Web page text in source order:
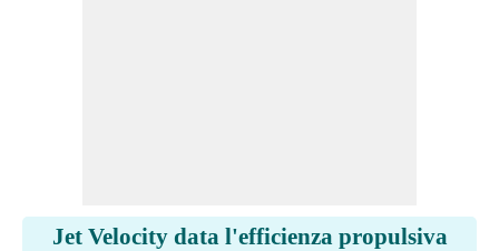
Jet Velocity data l'efficienza propulsiva